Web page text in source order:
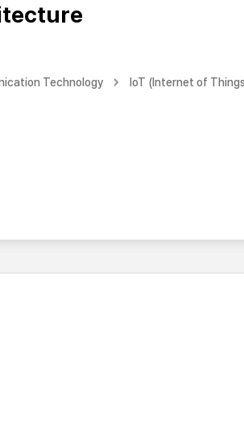
Technology IoT (Internet of